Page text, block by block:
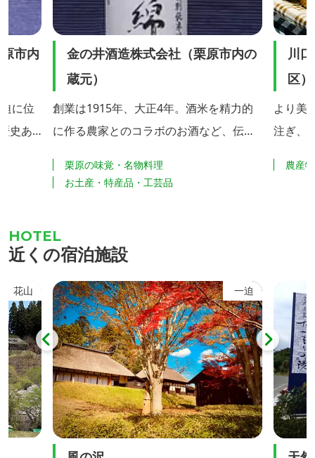
市内
に位
史あ
金の井酒造株式会社（栗原市内の
蔵元）
創業は1915年、大正4年。酒米を精力的
に作る農家とのコラボのお酒など、伝統
ています。
栗原の味覚・名物料理
お土産・特産品・工芸品
川
区）
より美
注ぎ、
季節に
農産
近くの宿泊施設
花山 一迫